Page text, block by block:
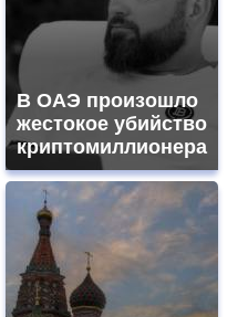
В ОАЭ произошло
жестокое убийство
криптомиллионера